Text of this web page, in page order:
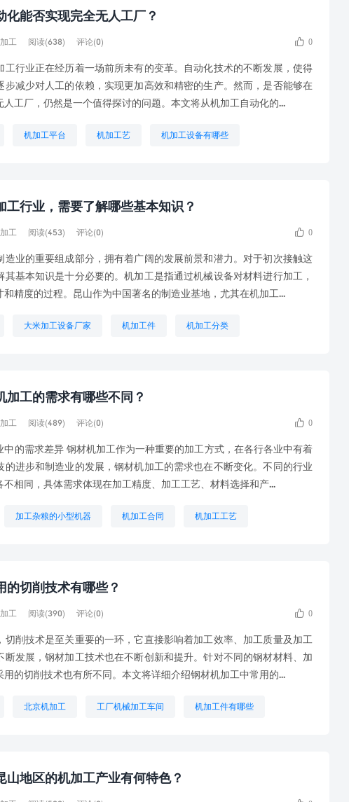
化能否实现完全无人工厂？
工 阅读(638) 评论(0)  0
工行业正在经历着一场前所未有的变革。自动化技术的不断发展，使得
步减少对人工的依赖，实现更加高效和精密的生产。然而，是否能够在
工厂，仍然是一个值得探讨的问题。本文将从机加工自动化的...
机加工平台 机加工艺 机加工设备有哪些
工行业，需要了解哪些基本知识？
工 阅读(453) 评论(0)  0
造业的重要组成部分，拥有着广阔的发展前景和潜力。对于初次接触这
其基本知识是十分必要的。机加工是指通过机械设备对材料进行加工，
和精度的过程。昆山作为中国著名的制造业基地，尤其在机加工...
大米加工设备厂家 机加工件 机加工分类
加工的需求有哪些不同？
工 阅读(489) 评论(0)  0
中的需求差异 钢材机加工作为一种重要的加工方式，在各行各业中有着
的进步和制造业的发展，钢材机加工的需求也在不断变化。不同的行业
不相同，具体需求体现在加工精度、加工工艺、材料选择和产...
加工杂粮的小型机器 机加工合同 机加工工艺
的切削技术有哪些？
工 阅读(390) 评论(0)  0
切削技术是至关重要的一环，它直接影响着加工效率、加工质量及加工
断发展，钢材加工技术也在不断创新和提升。针对不同的钢材材料、加
用的切削技术也有所不同。本文将详细介绍钢材机加工中常用的...
北京机加工 工厂机械加工车间 机加工件有哪些
山地区的机加工产业有何特色？